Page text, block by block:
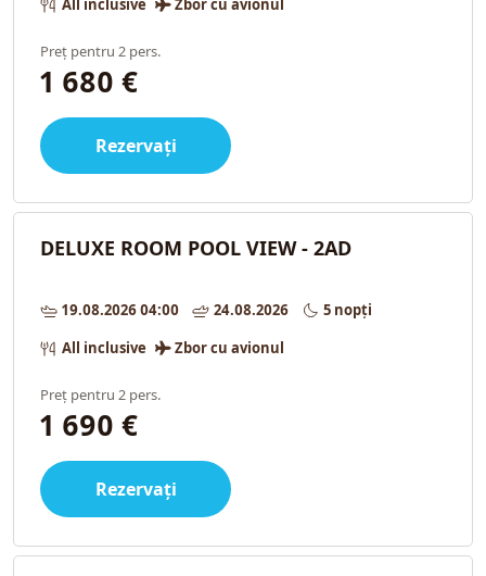
All inclusive
Zbor cu avionul
Preț pentru 2 pers.
1 680 €
Rezervați
DELUXE ROOM POOL VIEW - 2AD
19.08.2026 04:00 24.08.2026
5 nopți
All inclusive
Zbor cu avionul
Preț pentru 2 pers.
1 690 €
Rezervați